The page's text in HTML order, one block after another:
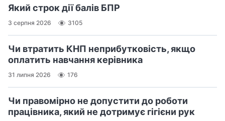
Який строк дії балів БПР
3 серпня 2026 3105
Чи втратить КНП неприбутковість, якщо
оплатить навчання керівника
31 липня 2026 176
Чи правомірно не допустити до роботи
працівника, який не дотримує гігієни рук